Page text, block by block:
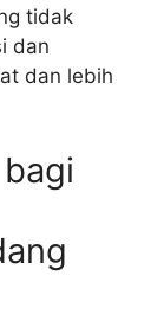
tidak
dan
dan lebih